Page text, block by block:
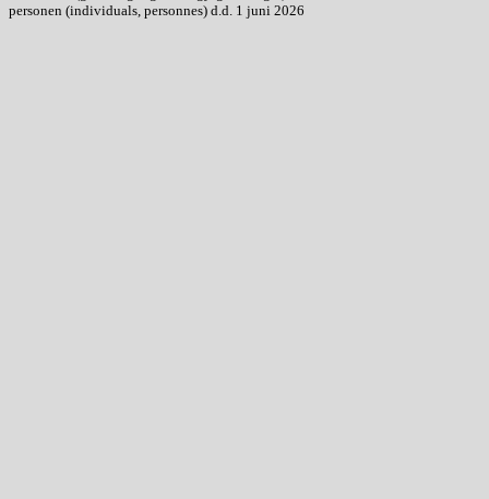
personen (individuals, personnes) d.d. 1 juni 2026